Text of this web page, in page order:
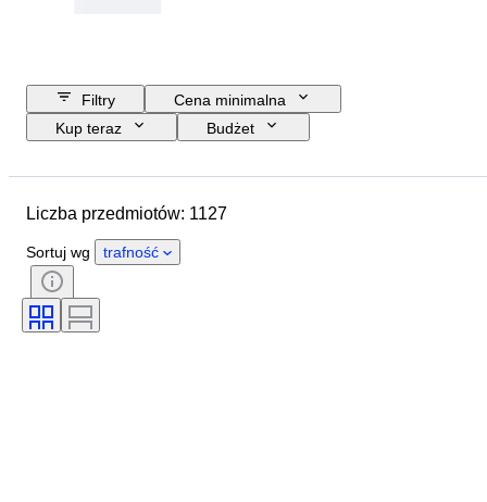
Filtry
Cena minimalna
Kup teraz
Budżet
Długość paska zegarka
Materiał
Okres
Mechanizm zegarka
Materiał paska do zegarka
Liczba przedmiotów: 1127
Sortuj wg trafność